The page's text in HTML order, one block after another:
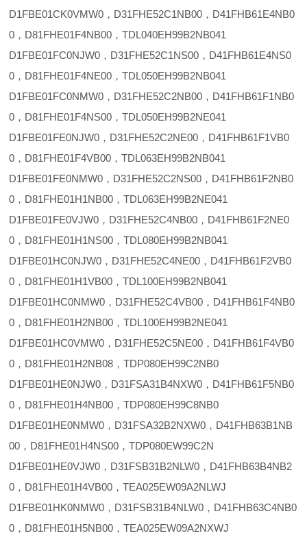
D1FBE01CK0VMW0，D31FHE52C1NB00，D41FHB61E4NB0
0，D81FHE01F4NB00，TDL040EH99B2NB041
D1FBE01FC0NJW0，D31FHE52C1NS00，D41FHB61E4NS0
0，D81FHE01F4NE00，TDL050EH99B2NB041
D1FBE01FC0NMW0，D31FHE52C2NB00，D41FHB61F1NB0
0，D81FHE01F4NS00，TDL050EH99B2NE041
D1FBE01FE0NJW0，D31FHE52C2NE00，D41FHB61F1VB0
0，D81FHE01F4VB00，TDL063EH99B2NB041
D1FBE01FE0NMW0，D31FHE52C2NS00，D41FHB61F2NB0
0，D81FHE01H1NB00，TDL063EH99B2NE041
D1FBE01FE0VJW0，D31FHE52C4NB00，D41FHB61F2NE0
0，D81FHE01H1NS00，TDL080EH99B2NB041
D1FBE01HC0NJW0，D31FHE52C4NE00，D41FHB61F2VB0
0，D81FHE01H1VB00，TDL100EH99B2NB041
D1FBE01HC0NMW0，D31FHE52C4VB00，D41FHB61F4NB0
0，D81FHE01H2NB00，TDL100EH99B2NE041
D1FBE01HC0VMW0，D31FHE52C5NE00，D41FHB61F4VB0
0，D81FHE01H2NB08，TDP080EH99C2NB0
D1FBE01HE0NJW0，D31FSA31B4NXW0，D41FHB61F5NB0
0，D81FHE01H4NB00，TDP080EH99C8NB0
D1FBE01HE0NMW0，D31FSA32B2NXW0，D41FHB63B1NB
00，D81FHE01H4NS00，TDP080EW99C2N
D1FBE01HE0VJW0，D31FSB31B2NLW0，D41FHB63B4NB2
0，D81FHE01H4VB00，TEA025EW09A2NLWJ
D1FBE01HK0NMW0，D31FSB31B4NLW0，D41FHB63C4NB0
0，D81FHE01H5NB00，TEA025EW09A2NXWJ